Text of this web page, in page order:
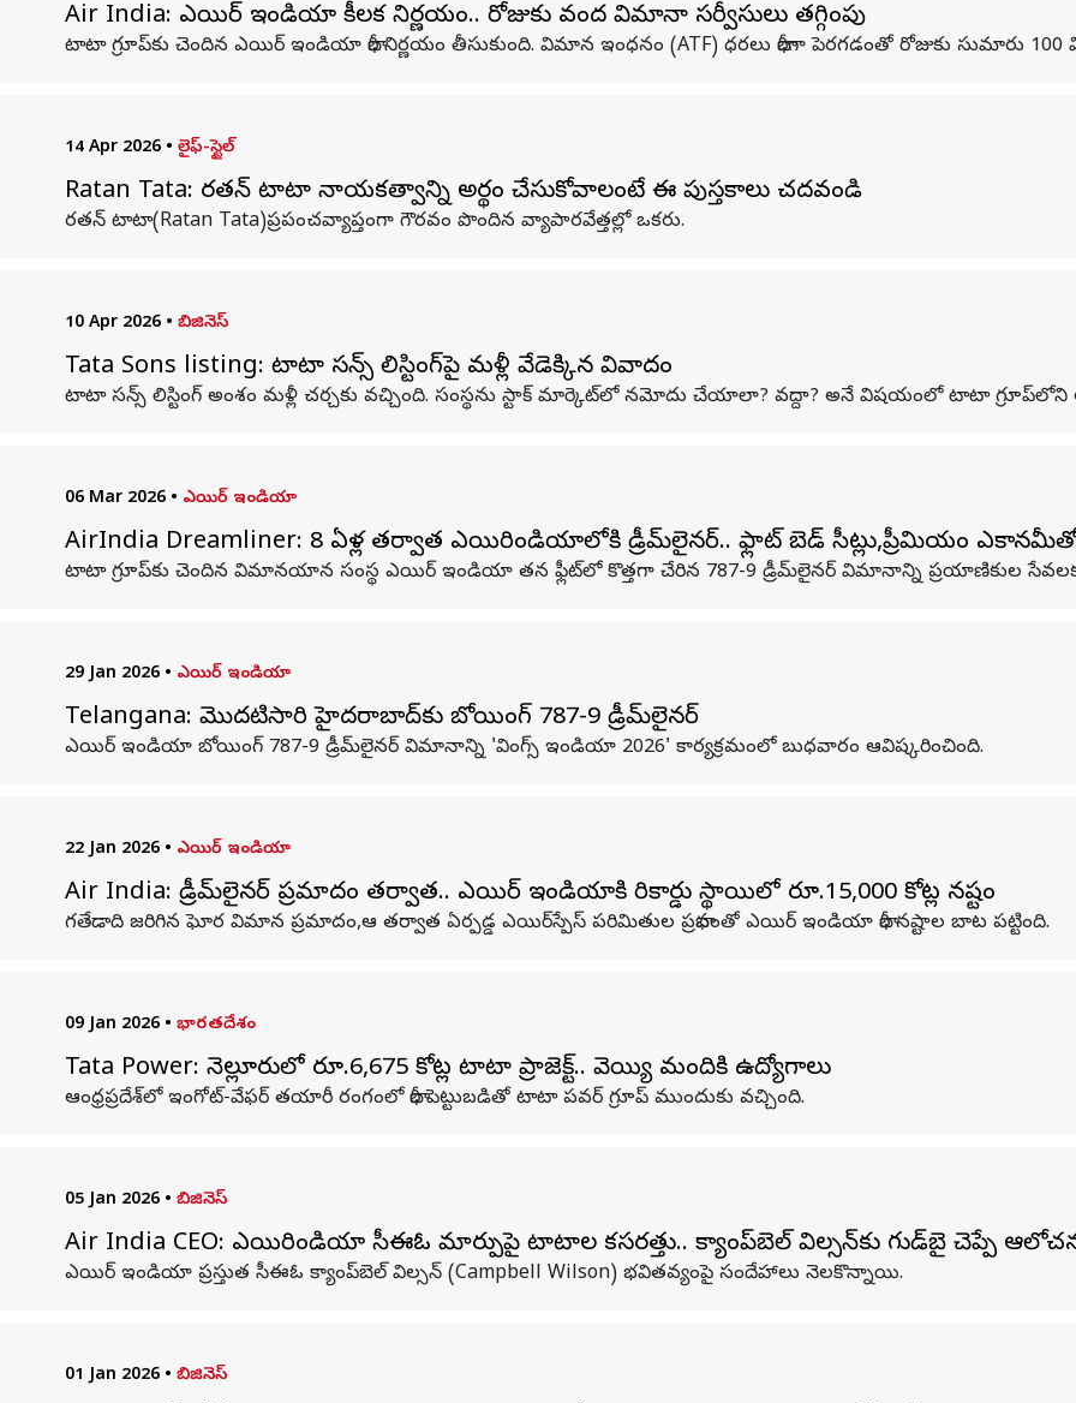
Air India: ఎయిర్ ఇండియా కీలక నిర్ణయం.. రోజుకు వంద విమానా సర్వీసులు తగ్గింపు
టాటా గ్రూప్‌కు చెందిన ఎయిర్ ఇండియా భారీ నిర్ణయం తీసుకుంది. విమాన ఇంధనం (ATF) ధరలు భారీగా పెరగడంతో రోజుకు సుమారు 100
14 Apr 2026 • లైఫ్-స్టైల్
Ratan Tata: రతన్ టాటా నాయకత్వాన్ని అర్థం చేసుకోవాలంటే ఈ పుస్తకాలు చదవండి
రతన్ టాటా(Ratan Tata)ప్రపంచవ్యాప్తంగా గౌరవం పొందిన వ్యాపారవేత్తల్లో ఒకరు.
10 Apr 2026 • బిజినెస్
Tata Sons listing: టాటా సన్స్ లిస్టింగ్‌పై మళ్లీ వేడెక్కిన వివాదం
టాటా సన్స్ లిస్టింగ్ అంశం మళ్లీ చర్చకు వచ్చింది. సంస్థను స్టాక్ మార్కెట్‌లో నమోదు చేయాలా? వద్దా? అనే విషయంలో టాటా
06 Mar 2026 • ఎయిర్ ఇండియా
AirIndia Dreamliner: 8 ఏళ్ల తర్వాత ఎయిరిండియాలోకి డ్రీమ్‌లైనర్‌.. ఫ్లాట్ బెడ్ సీట్లు,ప్రీమియం ఎకానమీతో
టాటా గ్రూప్‌కు చెందిన విమానయాన సంస్థ ఎయిర్ ఇండియా తన ఫ్లీట్‌లో కొత్తగా చేరిన 787-9 డ్రీమ్‌లైనర్‌ విమానాన్ని ప్రయాణికుల సేవలకు
29 Jan 2026 • ఎయిర్ ఇండియా
Telangana: మొదటిసారి హైదరాబాద్‌కు బోయింగ్‌ 787-9 డ్రీమ్‌లైనర్
ఎయిర్ ఇండియా బోయింగ్ 787-9 డ్రీమ్‌లైనర్ విమానాన్ని 'వింగ్స్ ఇండియా 2026' కార్యక్రమంలో బుధవారం ఆవిష్కరించింది.
22 Jan 2026 • ఎయిర్ ఇండియా
Air India: డ్రీమ్‌లైనర్ ప్రమాదం తర్వాత.. ఎయిర్ ఇండియాకి రికార్డు స్థాయిలో రూ.15,000 కోట్ల నష్టం
గతేడాది జరిగిన ఘోర విమాన ప్రమాదం,ఆ తర్వాత ఏర్పడ్డ ఎయిర్‌స్పేస్ పరిమితుల ప్రభావంతో ఎయిర్ ఇండియా భారీ నష్టాల బాట పట్టింది.
09 Jan 2026 • భారతదేశం
Tata Power: నెల్లూరులో రూ.6,675 కోట్ల టాటా ప్రాజెక్ట్‌.. వెయ్యి మందికి ఉద్యోగాలు
ఆంధ్రప్రదేశ్‌లో ఇంగోట్‌-వేఫర్‌ తయారీ రంగంలో భారీ పెట్టుబడితో టాటా పవర్‌ గ్రూప్‌ ముందుకు వచ్చింది.
05 Jan 2026 • బిజినెస్
Air India CEO: ఎయిరిండియా సీఈఓ మార్పుపై టాటాల కసరత్తు.. క్యాంప్‌బెల్‌ విల్సన్‌కు గుడ్‌బై చెప్పే
ఎయిర్ ఇండియా ప్రస్తుత సీఈఓ క్యాంప్‌బెల్‌ విల్సన్‌ (Campbell Wilson) భవితవ్యంపై సందేహాలు నెలకొన్నాయి.
01 Jan 2026 • బిజినెస్